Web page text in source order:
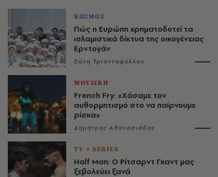
ΚΟΣΜΟΣ
Πώς η Ευρώπη χρηματοδοτεί τα
ισλαμιστικά δίκτυα της οικογένειας
Ερντογάν
Σώτη Τριανταφύλλου
ΜΟΥΣΙΚΗ
French Fry: «Χάσαμε τον
αυθορμητισμό στο να παίρνουμε
ρίσκα»
Δημήτρης Αθανασιάδης
TV + SERIES
Half Man: Ο Ρίτσαρντ Γκαντ μας
ξεβολεύει ξανά